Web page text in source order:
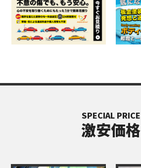
SPECIAL PRICE
激安価格